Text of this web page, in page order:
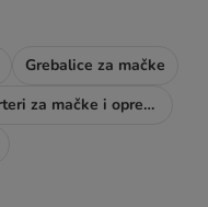
Grebalice za mačke
Transporteri za mačke i oprema za šetnju